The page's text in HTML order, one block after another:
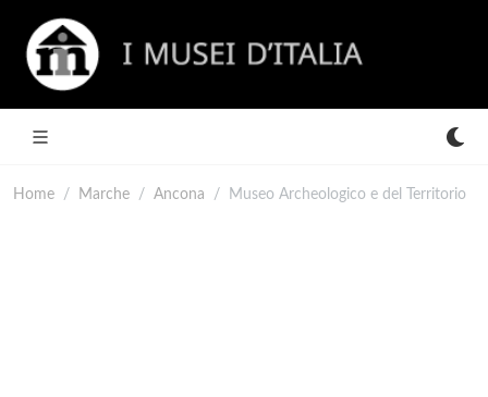
Home Marche Ancona Museo Archeologico e del Territorio